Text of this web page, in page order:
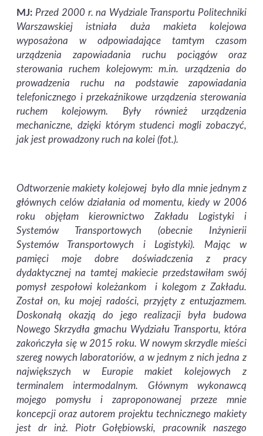
MJ: Przed 2000 r. na Wydziale Transportu Politechniki
Warszawskiej istniała duża makieta kolejowa
wyposażona w odpowiadające tamtym czasom
urządzenia zapowiadania ruchu pociągów oraz
sterowania ruchem kolejowym: m.in. urządzenia do
prowadzenia ruchu na podstawie zapowiadania
telefonicznego i przekaźnikowe urządzenia sterowania
ruchem kolejowym. Były również urządzenia
mechaniczne, dzięki którym studenci mogli zobaczyć,
jak jest prowadzony ruch na kolei (fot.).
Odtworzenie makiety kolejowej było dla mnie jednym z
głównych celów działania od momentu, kiedy w 2006
roku objęłam kierownictwo Zakładu Logistyki i
Systemów Transportowych (obecnie Inżynierii
Systemów Transportowych i Logistyki). Mając w
pamięci moje dobre doświadczenia z pracy
dydaktycznej na tamtej makiecie przedstawiłam swój
pomysł zespołowi koleżankom i kolegom z Zakładu.
Został on, ku mojej radości, przyjęty z entuzjazmem.
Doskonałą okazją do jego realizacji była budowa
Nowego Skrzydła gmachu Wydziału Transportu, która
zakończyła się w 2015 roku. W nowym skrzydle mieści
szereg nowych laboratoriów, a w jednym z nich jedna z
największych w Europie makiet kolejowych z
terminalem intermodalnym. Głównym wykonawcą
mojego pomysłu i zaproponowanej przeze mnie
koncepcji oraz autorem projektu technicznego makiety
jest dr inż. Piotr Gołębiowski, pracownik naszego